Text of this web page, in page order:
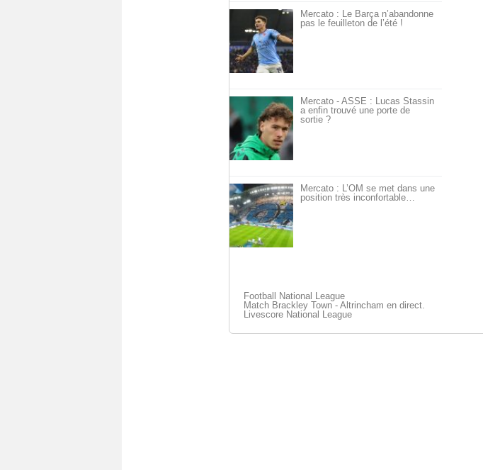
Mercato : Le Barça n’abandonne
pas le feuilleton de l’été !
Mercato - ASSE : Lucas Stassin
a enfin trouvé une porte de
sortie ?
Mercato : L’OM se met dans une
position très inconfortable…
Football National League
Match Brackley Town - Altrincham en direct.
Livescore National League